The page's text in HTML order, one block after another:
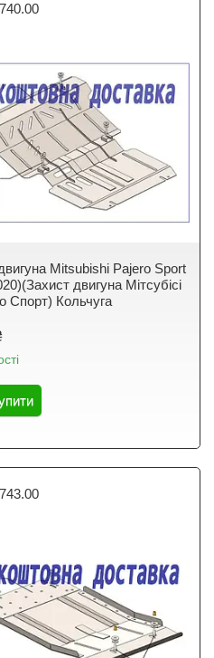
Mitsubishi Pajero Sport
двигуна Мітсубісі
Спорт) Кольчуга